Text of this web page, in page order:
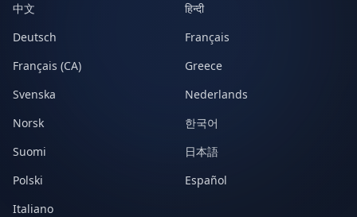
中文
हिन्दी
Deutsch
Français
Français (CA)
Greece
Svenska
Nederlands
Norsk
한국어
Suomi
日本語
Polski
Español
Italiano